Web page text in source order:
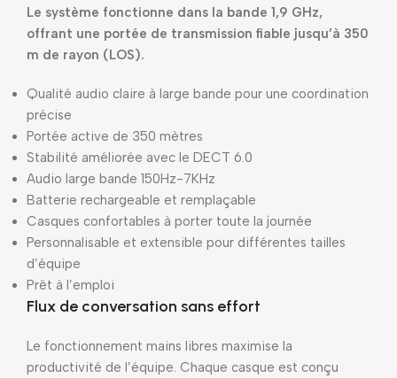
Le système fonctionne dans la bande 1,9 GHz,
offrant une portée de transmission fiable jusqu’à 350
m de rayon (LOS).
Qualité audio claire à large bande pour une coordination
précise
Portée active de 350 mètres
Stabilité améliorée avec le DECT 6.0
Audio large bande 150Hz-7KHz
Batterie rechargeable et remplaçable
Casques confortables à porter toute la journée
Personnalisable et extensible pour différentes tailles
d’équipe
Prêt à l’emploi
Flux de conversation sans effort
Le fonctionnement mains libres maximise la
productivité de l’équipe. Chaque casque est conçu